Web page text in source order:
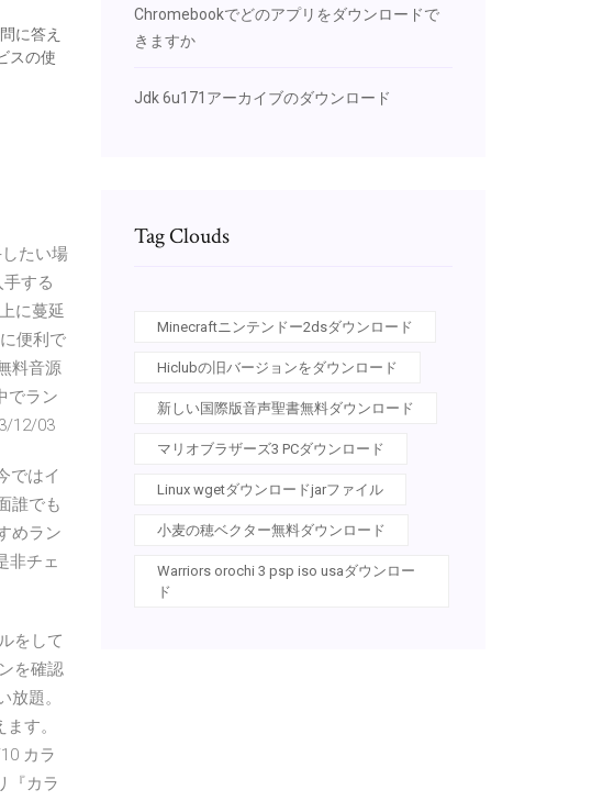
に答え
スの使
たい場
する
に蔓延
便利で
料音源
でラン
12/03
ではイ
誰でも
めラン
非チェ
をして
を確認
題。
す。
カラ
『カラ
Chromebookでどのアプリをダウンロードで
きますか
Jdk 6u171アーカイブのダウンロード
Tag Clouds
Minecraftニンテンドー2dsダウンロード
Hiclubの旧バージョンをダウンロード
新しい国際版音声聖書無料ダウンロード
マリオブラザーズ3 PCダウンロード
Linux wgetダウンロードjarファイル
小麦の穂ベクター無料ダウンロード
Warriors orochi 3 psp iso usaダウンロー
ド